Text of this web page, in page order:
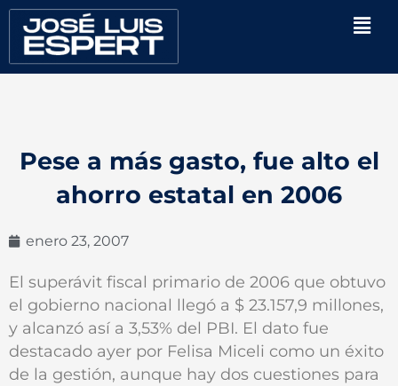
contenido
Pese a más gasto, fue alto el
ahorro estatal en 2006
enero 23, 2007
El superávit fiscal primario de 2006 que obtuvo
el gobierno nacional llegó a $ 23.157,9 millones,
y alcanzó así a 3,53% del PBI. El dato fue
destacado ayer por Felisa Miceli como un éxito
de la gestión, aunque hay dos cuestiones para